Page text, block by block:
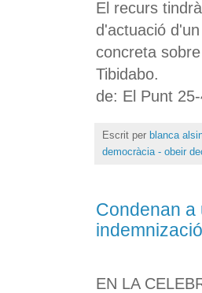
El recurs
d'actuació
concreta
Tibidabo.
de: El Punt
Escrit per blanca
democràcia - obeir
Condenan a
EN LA